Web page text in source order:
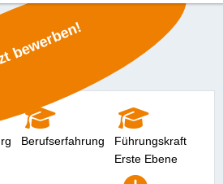
bewerben!
Berufserfahrung
Führungskraft
Erste Ebene